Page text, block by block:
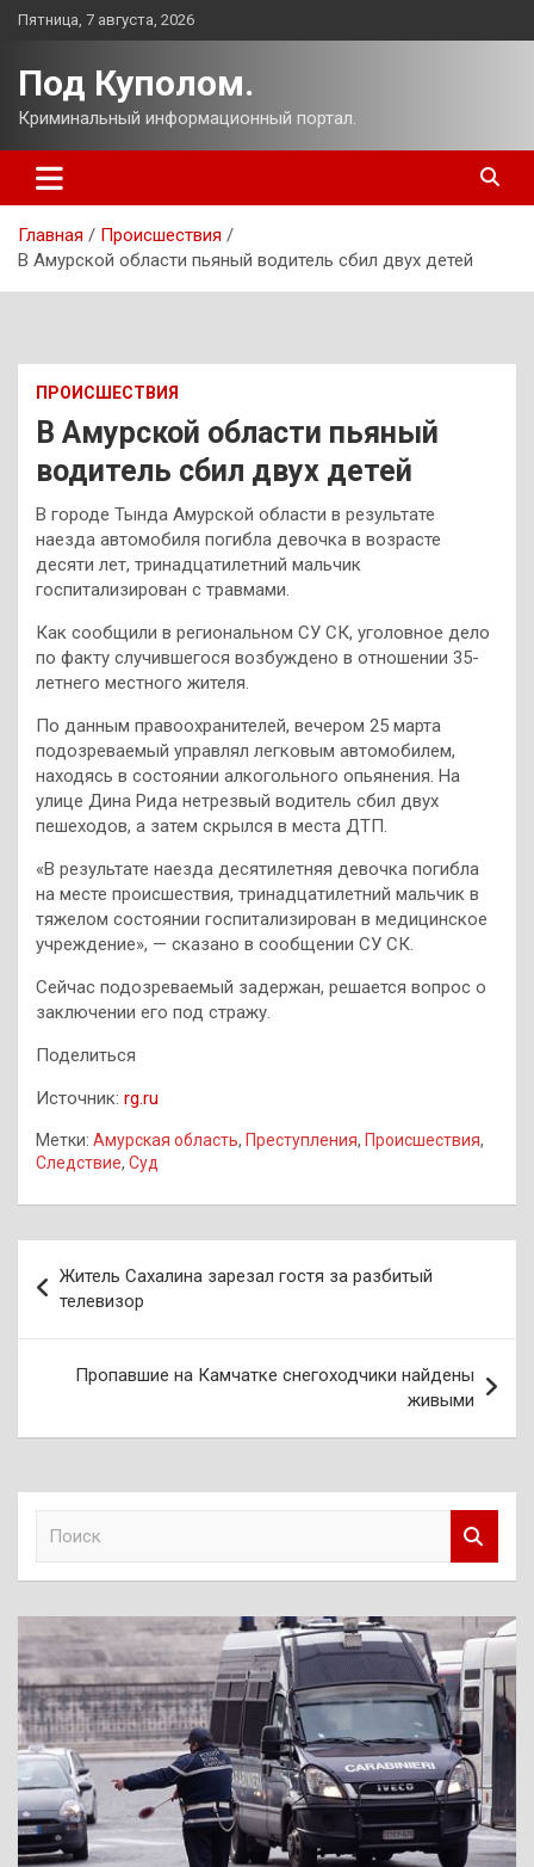
Перейти
Пятница, 7 августа, 2026
Под Куполом.
Криминальный информационный портал.
Главная
Происшествия
В Амурской области пьяный водитель сбил двух детей
ПРОИСШЕСТВИЯ
В Амурской области пьяный
водитель сбил двух детей
В городе Тында Амурской области в результате
наезда автомобиля погибла девочка в возрасте
десяти лет, тринадцатилетний мальчик
госпитализирован с травмами.
Как сообщили в региональном СУ СК, уголовное дело
по факту случившегося возбуждено в отношении 35-
летнего местного жителя.
По данным правоохранителей, вечером 25 марта
подозреваемый управлял легковым автомобилем,
находясь в состоянии алкогольного опьянения. На
улице Дина Рида нетрезвый водитель сбил двух
пешеходов, а затем скрылся в места ДТП.
«В результате наезда десятилетняя девочка погибла
на месте происшествия, тринадцатилетний мальчик в
тяжелом состоянии госпитализирован в медицинское
учреждение», — сказано в сообщении СУ СК.
Сейчас подозреваемый задержан, решается вопрос о
заключении его под стражу.
Поделиться
Источник: rg.ru
Метки: Амурская область, Преступления, Происшествия,
Следствие, Суд
по
записям
Житель Сахалина зарезал гостя за разбитый
телевизор
Пропавшие на Камчатке снегоходчики найдены
живыми
к